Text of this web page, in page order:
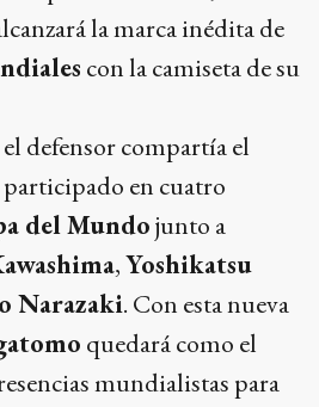
la marca inédita de
con la camiseta de su
defensor compartía el
en cuatro
del Mundojunto a
,Yoshikatsu
Narazaki. Con esta nueva
quedará como el
mundialistas para